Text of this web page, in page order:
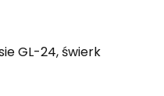
GL-24, świerk